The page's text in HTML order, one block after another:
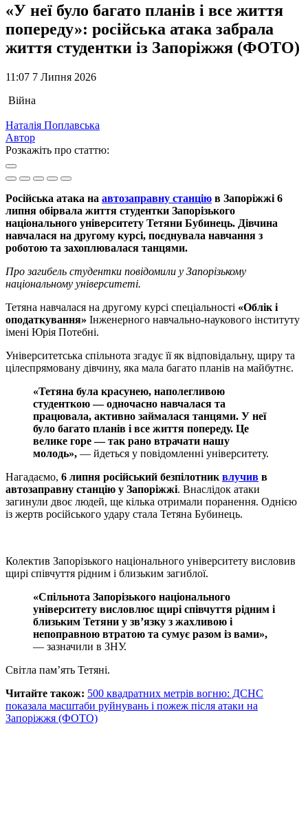
«У неї було багато планів і все життя
попереду»: російська атака забрала
життя студентки із Запоріжжя (ФОТО)
11:07 7 Липня 2026
Війна
Наталія Поплавська
Автор
Розкажіть про статтю:
Російська атака на автозаправну станцію в Запоріжжі 6
липня обірвала життя студентки Запорізького
національного університету Тетяни Бубинець. Дівчина
навчалася на другому курсі, поєднувала навчання з
роботою та захоплювалася танцями.
Про загибель студентки повідомили у Запорізькому
національному університеті.
Тетяна навчалася на другому курсі спеціальності «Облік і
оподаткування» Інженерного навчально-наукового інституту
імені Юрія Потебні.
Університетська спільнота згадує її як відповідальну, щиру та
цілеспрямовану дівчину, яка мала багато планів на майбутнє.
«Тетяна була красунею, наполегливою
студенткою — одночасно навчалася та
працювала, активно займалася танцями. У неї
було багато планів і все життя попереду. Це
велике горе — так рано втрачати нашу
молодь», — йдеться у повідомленні університету.
Нагадаємо, 6 липня російський безпілотник влучив в
автозаправну станцію у Запоріжжі. Внаслідок атаки
загинули двоє людей, ще кілька отримали поранення. Однією
із жертв російського удару стала Тетяна Бубинець.
Колектив Запорізького національного університету висловив
щирі співчуття рідним і близьким загиблої.
«Спільнота Запорізького національного
університету висловлює щирі співчуття рідним і
близьким Тетяни у зв’язку з жахливою і
непоправною втратою та сумує разом із вами»,
— зазначили в ЗНУ.
Світла пам’ять Тетяні.
Читайте також: 500 квадратних метрів вогню: ДСНС
показала масштаби руйнувань і пожеж після атаки на
Запоріжжя (ФОТО)